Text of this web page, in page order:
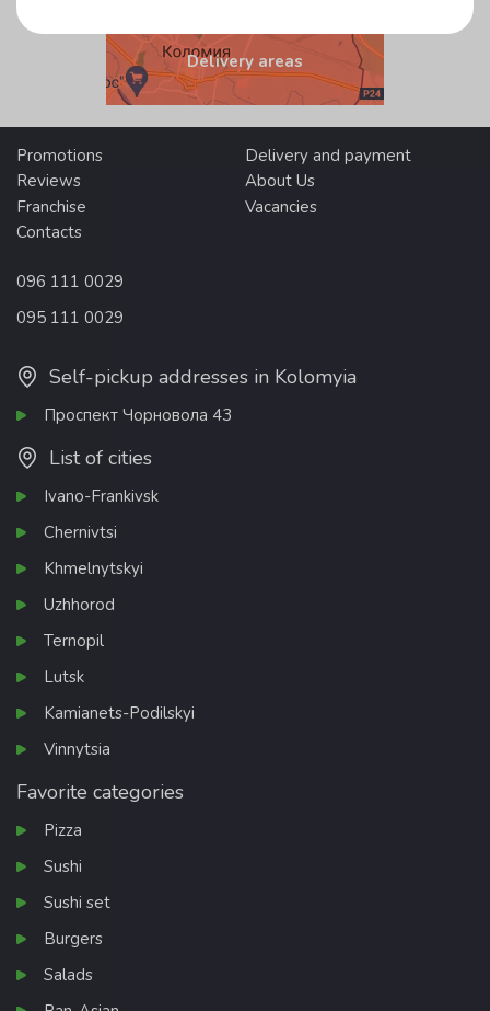
Delivery areas
Promotions
Delivery and payment
Reviews
About Us
Franchise
Vacancies
Contacts
096 111 0029
095 111 0029
Self-pickup addresses in Kolomyia
Проспект Чорновола 43
List of cities
Ivano-Frankivsk
Chernivtsi
Khmelnytskyi
Uzhhorod
Ternopil
Lutsk
Kamianets-Podilskyi
Vinnytsia
Favorite categories
Pizza
Sushi
Sushi set
Burgers
Salads